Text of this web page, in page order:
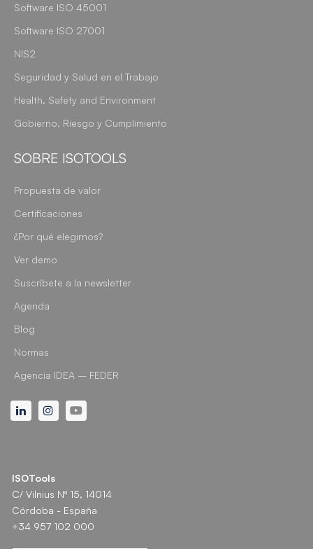
Software ISO 45001
Software ISO 27001
NIS2
Seguridad y Salud en el Trabajo
Health, Safety and Environment
Gobierno, Riesgo y Cumplimiento
SOBRE ISOTOOLS
Propuesta de valor
Certificaciones
¿Por qué elegirnos?
Ver demo
Suscríbete a la newsletter
Agenda
Blog
Normas
Agencia IDEA – FEDER
LinkedinInstagramYoutube
ISOTools
C/ Vilnius Nº 15, 14014
Córdoba - España
+34 957 102 000